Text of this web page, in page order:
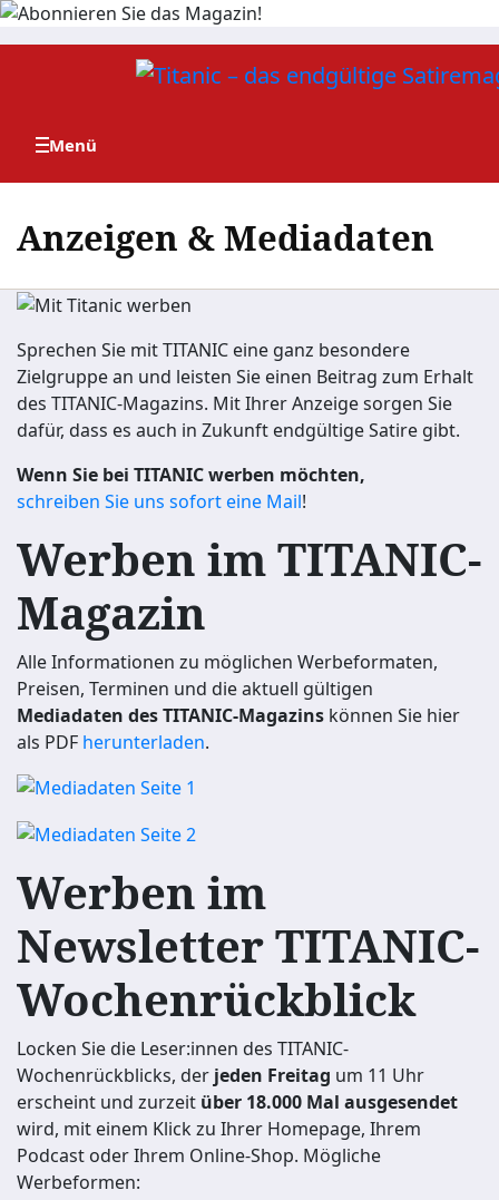
Zum
Anzeigen & Mediadaten
Sprechen Sie mit TITANIC eine ganz besondere
Zielgruppe an und leisten Sie einen Beitrag zum Erhalt
des TITANIC-Magazins. Mit Ihrer Anzeige sorgen Sie
dafür, dass es auch in Zukunft endgültige Satire gibt.
Wenn Sie bei TITANIC werben möchten,
schreiben Sie uns sofort eine Mail!
Werben im TITANIC-
Magazin
Alle Informationen zu möglichen Werbeformaten,
Preisen, Terminen und die aktuell gültigen
Mediadaten des TITANIC-Magazins können Sie hier
als PDF herunterladen.
Werben im
Newsletter TITANIC-
Wochenrückblick
Locken Sie die Leser:innen des TITANIC-
Wochenrückblicks, der jeden Freitag um 11 Uhr
erscheint und zurzeit über 18.000 Mal ausgesendet
wird, mit einem Klick zu Ihrer Homepage, Ihrem
Podcast oder Ihrem Online-Shop. Mögliche
Werbeformen: